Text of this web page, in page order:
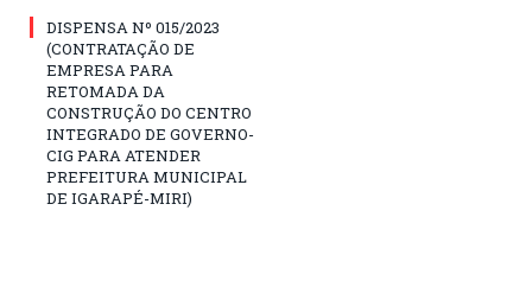
DISPENSA Nº 015/2023
(CONTRATAÇÃO DE
EMPRESA PARA
RETOMADA DA
CONSTRUÇÃO DO CENTRO
INTEGRADO DE GOVERNO-
CIG PARA ATENDER
PREFEITURA MUNICIPAL
DE IGARAPÉ-MIRI)